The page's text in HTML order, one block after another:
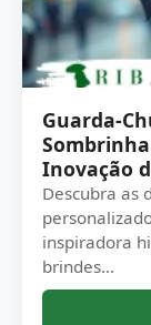
Guarda-
Inovação
Descubra as
inspiradora
brindes...